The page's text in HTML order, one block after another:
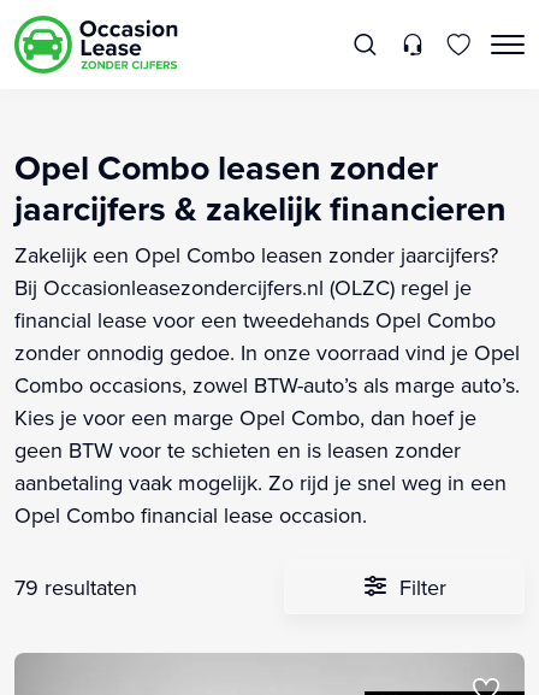
Opel Combo leasen zonder
jaarcijfers & zakelijk financieren
Zakelijk een Opel Combo leasen zonder jaarcijfers?
Bij Occasionleasezondercijfers.nl (OLZC) regel je
financial lease voor een tweedehands Opel Combo
zonder onnodig gedoe. In onze voorraad vind je Opel
Combo occasions, zowel BTW-auto’s als marge auto’s.
Kies je voor een marge Opel Combo, dan hoef je
geen BTW voor te schieten en is leasen zonder
aanbetaling vaak mogelijk. Zo rijd je snel weg in een
Opel Combo financial lease occasion.
79 resultaten Filter